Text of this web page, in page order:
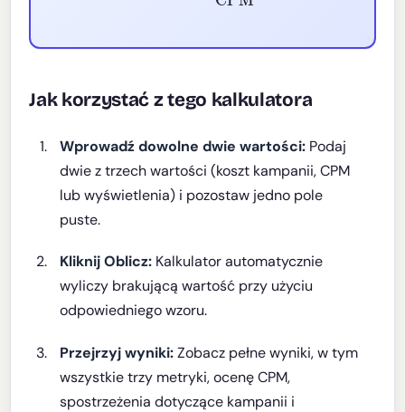
Jak korzystać z tego kalkulatora
Wprowadź dowolne dwie wartości: Podaj
dwie z trzech wartości (koszt kampanii, CPM
lub wyświetlenia) i pozostaw jedno pole
puste.
Kliknij Oblicz: Kalkulator automatycznie
wyliczy brakującą wartość przy użyciu
odpowiedniego wzoru.
Przejrzyj wyniki:Zobacz pełne wyniki, w tym
wszystkie trzy metryki, ocenę CPM,
spostrzeżenia dotyczące kampanii i